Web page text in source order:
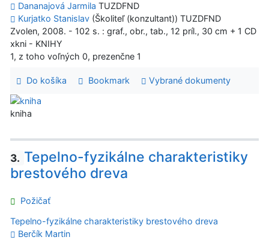
Dananajová Jarmila TUZDFND
Kurjatko Stanislav (Školiteľ (konzultant)) TUZDFND
Zvolen, 2008. - 102 s. : graf., obr., tab., 12 príl., 30 cm + 1 CD
xkni - KNIHY
1, z toho voľných 0, prezenčne 1
Do košíka Bookmark Vybrané dokumenty
kniha
3. Tepelno-fyzikálne charakteristiky
brestového dreva
Požičať
Tepelno-fyzikálne charakteristiky brestového dreva
Berčík Martin